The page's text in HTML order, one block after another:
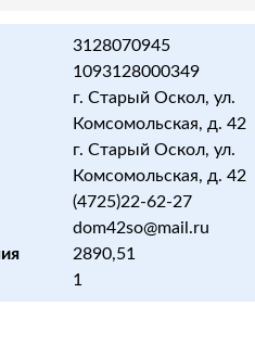
3128070945
1093128000349
г. Старый Оскол, ул.
Комсомольская, д. 42
г. Старый Оскол, ул.
Комсомольская, д. 42
(4725)22-62-27
dom42so@mail.ru
2890,51
1